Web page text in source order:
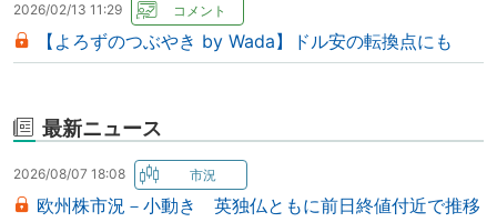
2026/02/13 11:29
【よろずのつぶやき by Wada】ドル安の転換点にも
最新ニュース
2026/08/07 18:08
欧州株市況－小動き 英独仏ともに前日終値付近で推移